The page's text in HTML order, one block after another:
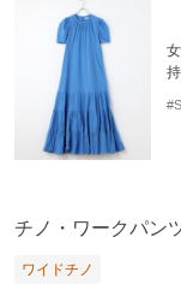
チノ・ワークパン
ワイドチノ